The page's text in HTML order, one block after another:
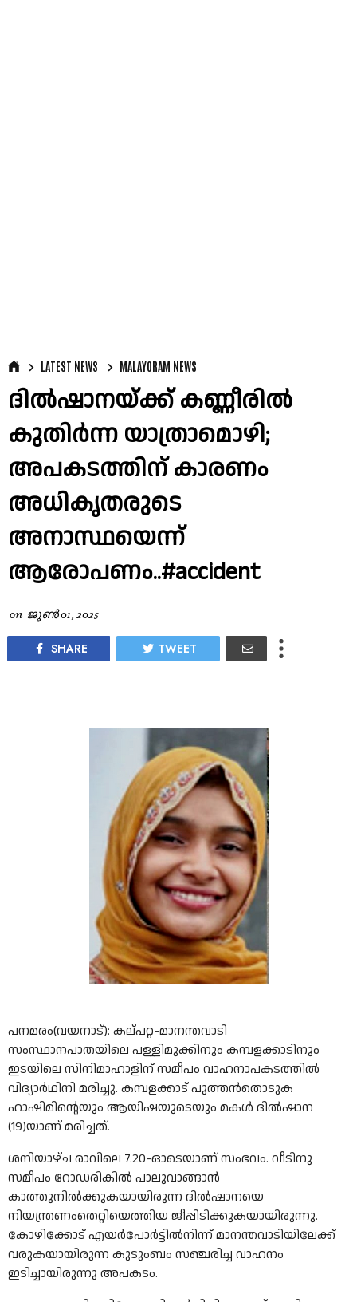
LATEST NEWS MALAYORAM NEWS
ദിൽഷാനയ്ക്ക് കണ്ണീരിൽ
കുതിർന്ന യാത്രാമൊഴി;
അപകടത്തിന് കാരണം
അധികൃതരുടെ
അനാസ്ഥയെന്ന്
ആരോപണം..#accident
on ജൂൺ 01, 2025
SHARE TWEET
പനമരം(വയനാട്): കല്പറ്റ-മാനന്തവാടി
സംസ്ഥാനപാതയിലെ പള്ളിമുക്കിനും കമ്പളക്കാടിനും
ഇടയിലെ സിനിമാഹാളിന് സമീപം വാഹനാപകടത്തില്‍
വിദ്യാര്‍ഥിനി മരിച്ചു. കമ്പളക്കാട് പുത്തന്‍തൊടുക
ഹാഷിമിന്റെയും ആയിഷയുടെയും മകള്‍ ദില്‍ഷാന
(19)യാണ് മരിച്ചത്.
ശനിയാഴ്ച രാവിലെ 7.20-ഓടെയാണ് സംഭവം. വീടിനു
സമീപം റോഡരികില്‍ പാലുവാങ്ങാന്‍
കാത്തുനില്‍ക്കുകയായിരുന്ന ദില്‍ഷാനയെ
നിയന്ത്രണംതെറ്റിയെത്തിയ ജീപ്പിടിക്കുകയായിരുന്നു.
കോഴിക്കോട് എയര്‍പോര്‍ട്ടില്‍നിന്ന് മാനന്തവാടിയിലേക്ക്
വരുകയായിരുന്ന കുടുംബം സഞ്ചരിച്ച വാഹനം
ഇടിച്ചായിരുന്നു അപകടം.